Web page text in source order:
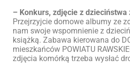
– Konkurs, zdjęcie z dzieciństwa
Przejrzyjcie domowe albumy ze
nam swoje wspomnienie z
książką. Zabawa kierowana do
mieszkańców POWIATU
zdjęcia komórką trzeba wysłać